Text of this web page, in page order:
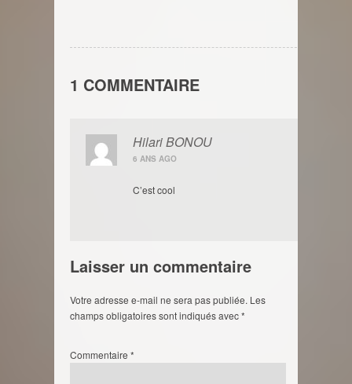
1 COMMENTAIRE
Hilari BONOU
6 ANS AGO
C’est cool
Laisser un commentaire
Votre adresse e-mail ne sera pas publiée. Les
champs obligatoires sont indiqués avec*
Commentaire *